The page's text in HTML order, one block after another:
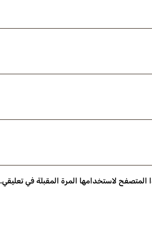
المتصفح لاستخدامها المرة المقبلة في تعليقي.